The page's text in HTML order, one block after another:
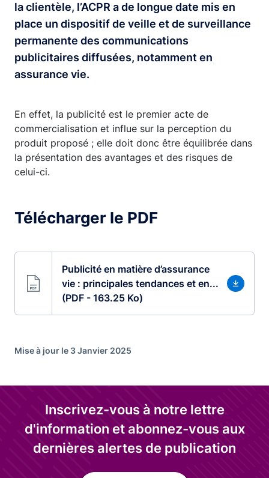
la clientèle, l’ACPR a de longue date mis en
place un dispositif de veille et de surveillance
permanente des communications
publicitaires diffusées, notamment en
assurance vie.
En effet, la publicité est le premier acte de
commercialisation et influe sur la perception du
produit proposé ; elle doit donc être équilibrée dans
la présentation des avantages et des risques de
celui-ci.
Télécharger le PDF
Publicité en matière d’assurance
vie : principales tendances et en...
(PDF - 163.25 Ko)
Mise à jour le 3 Janvier 2025
Inscrivez-vous à notre lettre
d'information et abonnez-vous aux
dernières alertes de publication